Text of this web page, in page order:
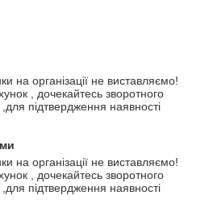
на організації не виставляємо!
, дочекайтесь зворотного
підтвердження наявності
на організації не виставляємо!
, дочекайтесь зворотного
підтвердження наявності